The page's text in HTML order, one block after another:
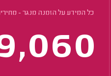
כל המידע על הזמנה מנגר -